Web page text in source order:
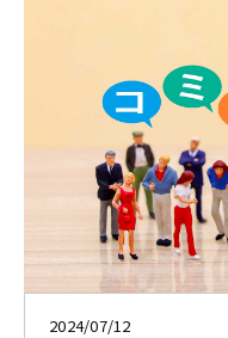
2024/07/12